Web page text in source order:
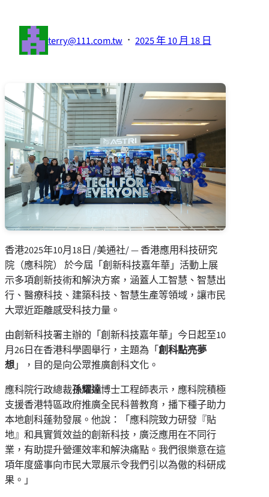
terry@111.com.tw · 2025 年 10 月 18 日
香港2025年10月18日 /美通社/ — 香港應用科技研究
院（應科院） 於今屆「創新科技嘉年華」活動上展
示多項創新技術和解決方案，涵蓋人工智慧、智慧出
行、醫療科技、建築科技、智慧生產等領域，讓市民
大眾近距離感受科技力量。
由創新科技署主辦的「創新科技嘉年華」今日起至10
月26日在香港科學園舉行，主題為「創科點亮夢
想」， 目的是向公眾推廣創科文化。
應科院行政總裁孫耀達博士工程師表示，應科院積極
支援香港特區政府推廣全民科普教育，播下種子助力
本地創科蓬勃發展。他說：「應科院致力研發『貼
地』和具實質效益的創新科技，廣泛應用在不同行
業，有助提升營運效率和解決痛點。我們很樂意在這
項年度盛事向市民大眾展示令我們引以為傲的科研成
果。」